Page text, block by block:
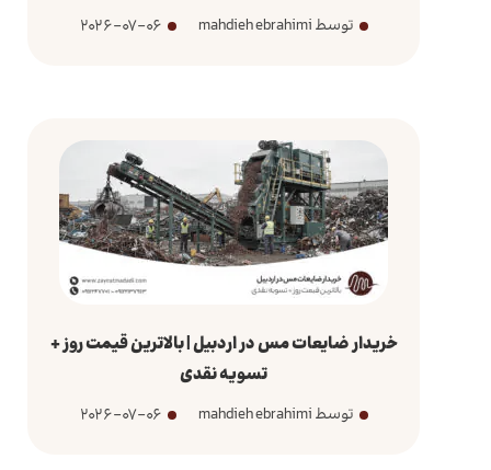
توسط mahdieh ebrahimi 2026-07-06
خریدار ضایعات مس در اردبیل | بالاترین قیمت روز +
تسویه نقدی
توسط mahdieh ebrahimi 2026-07-06